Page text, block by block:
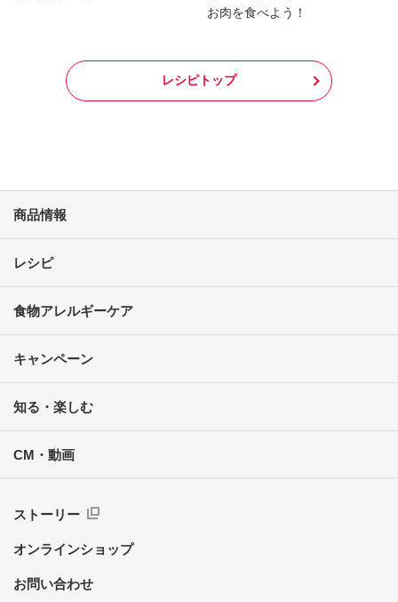
お肉を食べよう！
レシピトップ
商品情報
レシピ
食物アレルギーケア
キャンペーン
知る・楽しむ
CM・動画
ストーリー
オンラインショップ
お問い合わせ